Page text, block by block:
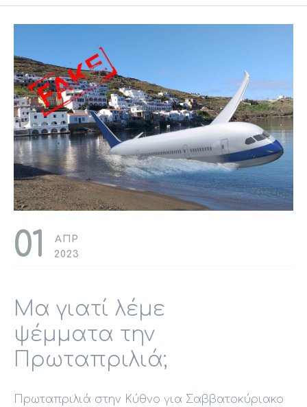
01
ΑΠΡ
2023
Μα γιατί λέμε
ψέμματα την
Πρωταπριλιά;
Πρωταπριλιά στην Κύθνο για Σαββατοκύριακο